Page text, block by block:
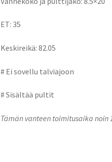
ET: 35
Keskireikä: 82.05
# Ei sovellu talviajoon
# Sisältää pultit
Tämän vanteen toimitusaika noin